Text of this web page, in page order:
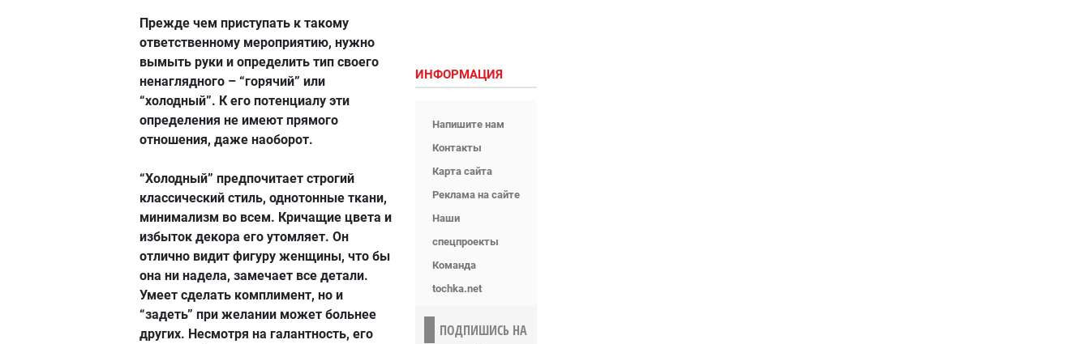
Прежде чем приступать к такому
ответственному мероприятию, нужно
вымыть руки и определить тип своего
ненаглядного – “горячий” или
“холодный”. К его потенциалу эти
определения не имеют прямого
отношения, даже наоборот.
“Холодный” предпочитает строгий
классический стиль, однотонные ткани,
минимализм во всем. Кричащие цвета и
избыток декора его утомляет. Он
отлично видит фигуру женщины, что бы
она ни надела, замечает все детали.
Умеет сделать комплимент, но и
“задеть” при желании может больнее
других. Несмотря на галантность, его
ИНФОРМАЦИЯ
Напишите нам
Контакты
Карта сайта
Реклама на сайте
Наши
спецпроекты
Команда
tochka.net
ПОДПИШИСЬ НА